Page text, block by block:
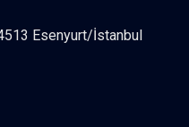
Esenyurt/İstanbul